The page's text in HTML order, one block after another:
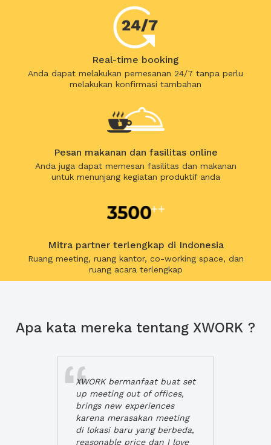
Real-time booking
Anda dapat melakukan pemesanan 24/7 tanpa perlu
melakukan konfirmasi tambahan
Pesan makanan dan fasilitas online
Anda juga dapat memesan fasilitas dan makanan
untuk menunjang kegiatan produktif anda
Mitra partner terlengkap di Indonesia
Ruang meeting, ruang kantor, co-working space, dan
ruang acara terlengkap
Apa kata mereka tentang XWORK ?
XWORK bermanfaat buat set
up meeting out of offices,
brings new experiences
karena merasakan meeting
di lokasi baru yang berbeda,
reasonable price dan I love